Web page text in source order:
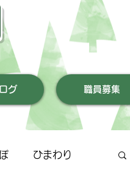
グ 職員募集
ひまわり